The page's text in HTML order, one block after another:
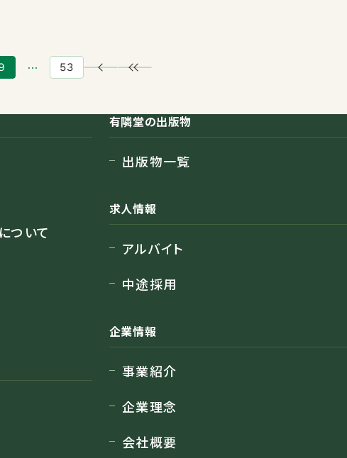
… 53
ついて
有隣堂の出版物
出版物一覧
求人情報
アルバイト
中途採用
企業情報
事業紹介
企業理念
会社概要